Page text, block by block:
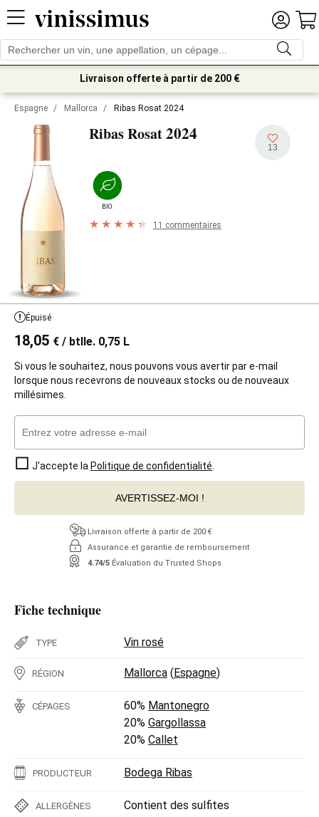
Livraison offerte à partir de 200 €
Espagne / Mallorca / Ribas Rosat 2024
Ribas Rosat2024
13
BIO
11 commentaires
Épuisé
18,05 € / btlle. 0,75 L
Si vous le souhaitez, nous pouvons vous avertir par e-mail
lorsque nous recevrons de nouveaux stocks ou de nouveaux
millésimes.
J'accepte la Politique de confidentialité
AVERTISSEZ-MOI !
Livraison offerte à partir de 200 €
Assurance et garantie de remboursement
4.74/5 Évaluation du Trusted Shops
Fiche technique
TYPE Vin rosé
RÉGION Mallorca (Espagne)
CÉPAGES 60% Mantonegro
20% Gargollassa
20% Callet
PRODUCTEUR Bodega Ribas
ALLERGÈNES Contient des sulfites